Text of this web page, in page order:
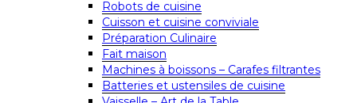
Robots de cuisine
Cuisson et cuisine conviviale
Préparation Culinaire
Fait maison
Machines à boissons – Carafes filtrantes
Batteries et ustensiles de cuisine